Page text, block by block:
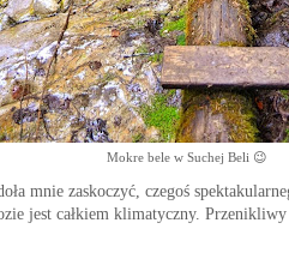
Mokre bele w Suchej Beli 😉
mnie zaskoczyć , czegoś
jest całkiem klimatyczny.